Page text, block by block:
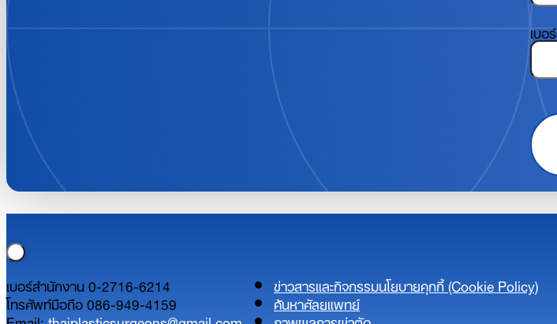
เบ
เบอร์สำนักงาน 0-2716-6214
โทรศัพท์มือถือ 086-949-4159
ข่าวสารและกิจกรรม
ค้นหาศัลยแพทย์
นโยบายคุกกี้ (Cookie Policy)